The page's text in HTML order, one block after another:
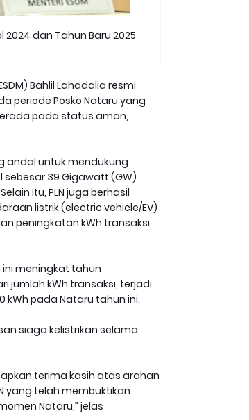
2024 dan Tahun Baru 2025
Bahlil Lahadalia resmi
periode Posko Nataru yang
pada status aman,
andal untuk mendukung
39 Gigawatt (GW)
itu, PLN juga berhasil
listrik (electric vehicle/EV)
peningkatan kWh transaksi
meningkat tahun
jumlah kWh transaksi, terjadi
kWh pada Nataru tahun ini.
siaga kelistrikan selama
terima kasih atas arahan
yang telah membuktikan
Nataru,” jelas